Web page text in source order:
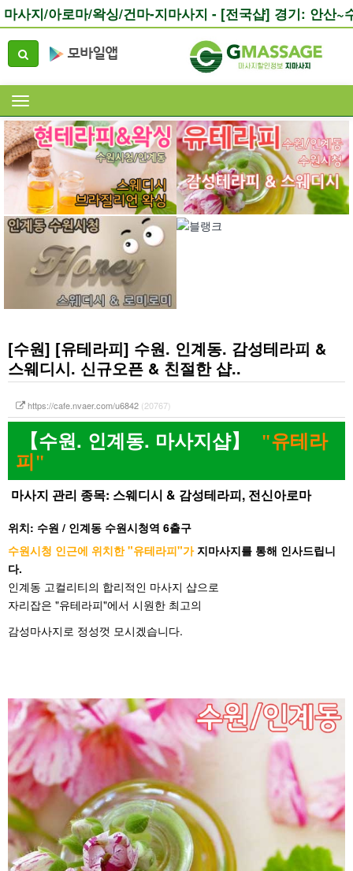
마사지/아로마/왁싱/건마-지마사지 - [전국샵] 경기: 안산~
[수원] [유테라피] 수원. 인계동. 감성테라피 &
스웨디시. 신규오픈 & 친절한 샵..
https://cafe.nvaer.com/u6842 (20767)
【수원. 인계동. 마사지샵】
"유테라
피"
마사지 관리 종목: 스웨디시 & 감성테라피, 전신아로마
위치: 수원 / 인계동 수원시청역 6출구
수원시청 인근에 위치한 "유테라피"가 지마사지를 통해 인사드립니
다.
인계동 고컬리티의 합리적인 마사지 샵으로
자리잡은 "유테라피"에서 시원한 최고의
감성마사지로 정성껏 모시겠습니다.